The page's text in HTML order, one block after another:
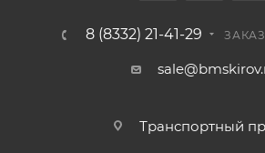
Доставка заказов по России не
8 (8332) 21-41-29
Транспортный